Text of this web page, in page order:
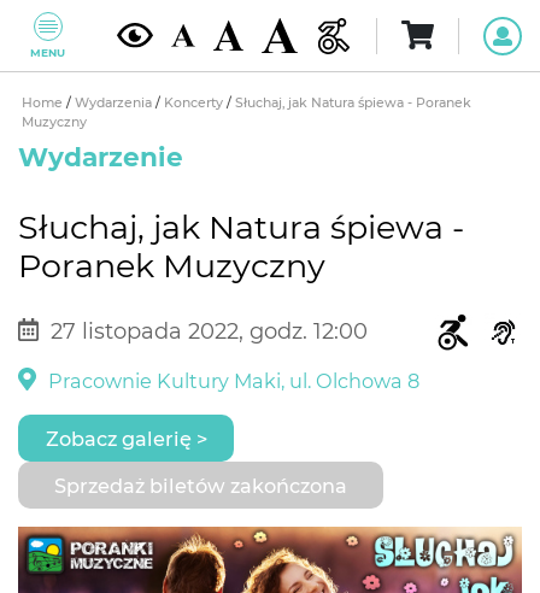
MENU
Home / Wydarzenia / Koncerty / Słuchaj, jak Natura śpiewa - Poranek
Muzyczny
Wydarzenie
Słuchaj, jak Natura śpiewa -
Poranek Muzyczny
27 listopada 2022, godz. 12:00
Pracownie Kultury Maki, ul. Olchowa 8
Zobacz galerię >
Sprzedaż biletów zakończona